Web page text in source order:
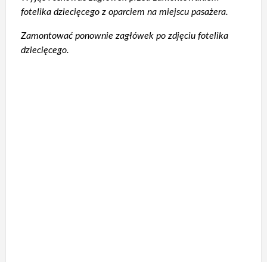
fotelika dziecięcego z oparciem na miejscu pasażera.
Zamontować ponownie zagłówek po zdjęciu fotelika
dziecięcego.